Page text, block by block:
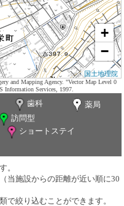
+
−
国土地理院
and Mapping Agency. "Vector Map Level 0
Information Services, 1997.
歯科
薬局
訪問型
ショートステイ
。
当施設からの距離が近い順に30
で絞り込むことができます。